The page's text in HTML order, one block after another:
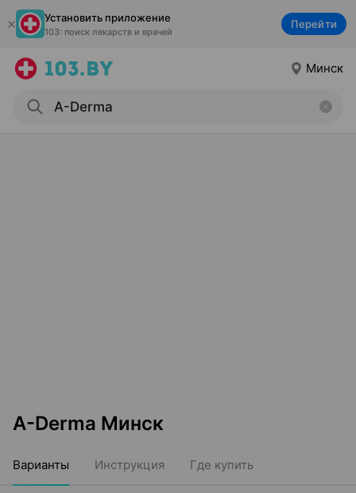
Установить приложение
103: поиск лекарств и врачей
Перейти
Минск
A-Derma Минск
Варианты Инструкция Где купить